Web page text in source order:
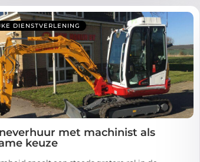
DIENSTVERLENING
met machinist als
keuze